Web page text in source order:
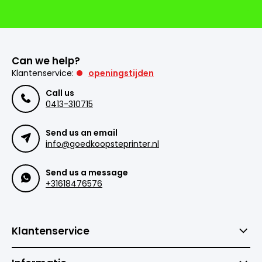
Can we help?
Klantenservice:
openingstijden
Call us
0413-310715
Send us an email
info@goedkoopsteprinter.nl
Send us a message
+31618476576
Klantenservice